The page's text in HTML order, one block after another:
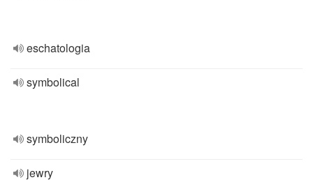
eschatologia
symbolical
symboliczny
jewry